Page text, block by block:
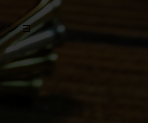
ショ